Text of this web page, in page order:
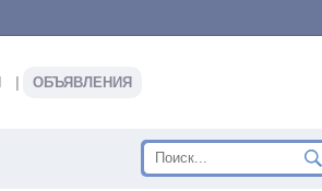
ОБЪЯВЛЕНИЯ